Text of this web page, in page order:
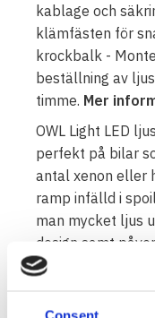
kablage och
klämfästen för
krockbalk -
beställning av
timme. Mer
OWL Light LED
perfekt på bilar
antal xenon eller
ramp infälld i
man mycket ljus
design samt
en LED ramp i